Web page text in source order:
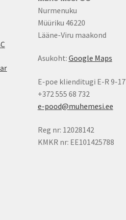
Nurmenuku
Müüriku 46220
Lääne-Viru maakond
Asukoht: Google Maps
E-poe klienditugi E-R 9-17
+372 555 68 732
e-pood@muhemesi.ee
Reg nr: 12028142
KMKR nr: EE101425788